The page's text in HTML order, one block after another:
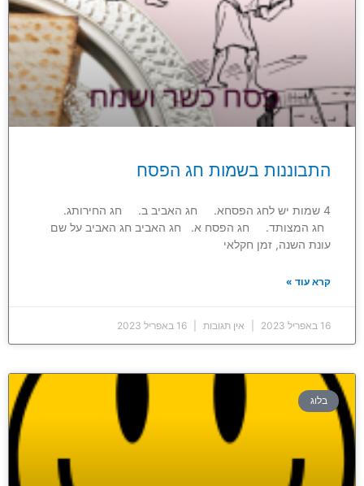
התבוננות בשמות חג הפסח
4 שמות יש לחג הפסחא. חג האביב ב. חג החירותג.
חג המצותד. חג הפסח א. חג האביב חג האביב על שם
עונת השנה, זמן חקלאי
קרא עוד »
16 באפריל 2023 אין תגובות 16 באפריל 2023
בלוג